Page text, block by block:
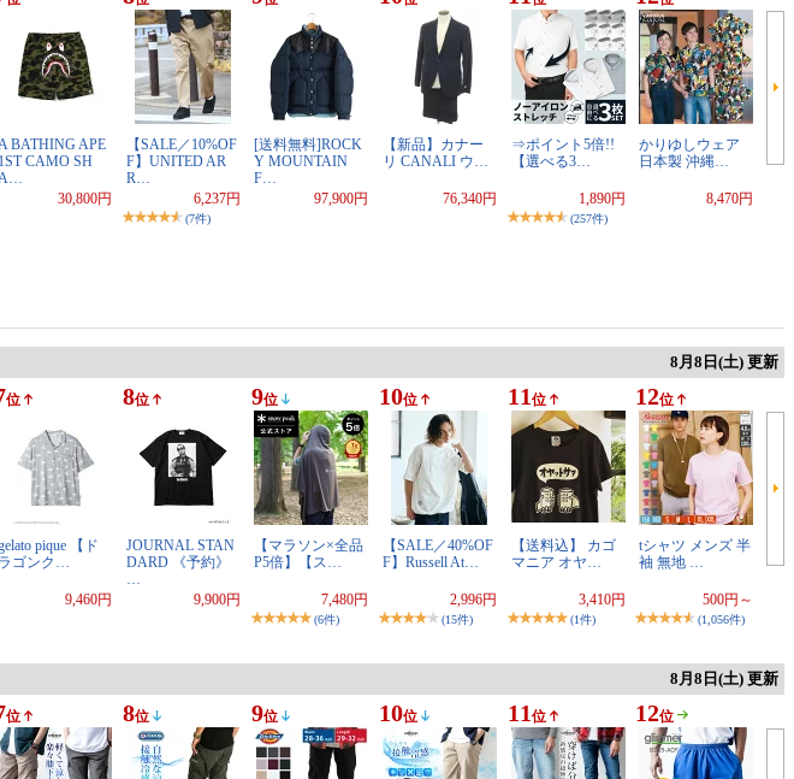
A BATHING APE
1ST CAMO SH
A…
30,800円
【SALE／10%OF
F】UNITED AR
R…
6,237円
(7件)
[送料無料]ROCK
Y MOUNTAIN
F…
97,900円
【新品】カナー
リ CANALI ウ…
76,340円
⇒ポイント5倍!!
【選べる3…
1,890円
(257件)
かりゆしウェア
日本製 沖縄…
8,470円
8月8日(土) 更新
位
pique 【ド
ラゴンク…
9,460円
8位
JOURNAL STAN
DARD 《予約》
9,900円
9位
【マラソン×全品
P5倍】【ス…
7,480円
(6件)
10位
【SALE／40%OF
F】Russell At…
2,996円
(15件)
11 位
【送料込】 カゴ
マニア オヤ…
3,410円
(1件)
12位
tシャツ メンズ 半
袖 無地 …
500円～
(1,056件)
8月8日(土) 更新
位 8位 9位 10位 11 位 12位